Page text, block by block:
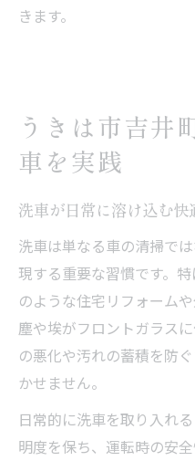
きます。
うきは市吉井
車を実践
洗車が日常に溶け込む快
洗車は単なる車の清掃で
現する重要な習慣です。
のような住宅リフォーム
塵や埃がフロントガラス
の悪化や汚れの蓄積を防
かせません。
日常的に洗車を取り入れ
明度を保ち、運転時の安